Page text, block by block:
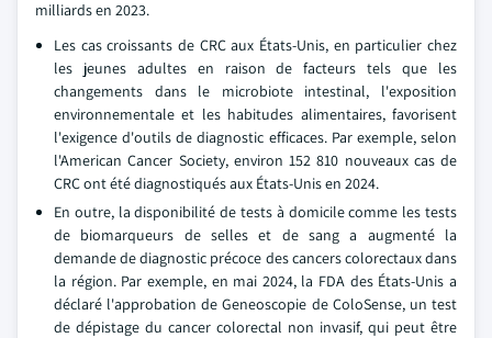
milliards en 2023.
Les cas croissants de CRC aux États-Unis, en particulier chez
les jeunes adultes en raison de facteurs tels que les
changements dans le microbiote intestinal, l'exposition
environnementale et les habitudes alimentaires, favorisent
l'exigence d'outils de diagnostic efficaces. Par exemple, selon
l'American Cancer Society, environ 152 810 nouveaux cas de
CRC ont été diagnostiqués aux États-Unis en 2024.
En outre, la disponibilité de tests à domicile comme les tests
de biomarqueurs de selles et de sang a augmenté la
demande de diagnostic précoce des cancers colorectaux dans
la région. Par exemple, en mai 2024, la FDA des États-Unis a
déclaré l'approbation de Geneoscopie de ColoSense, un test
de dépistage du cancer colorectal non invasif, qui peut être